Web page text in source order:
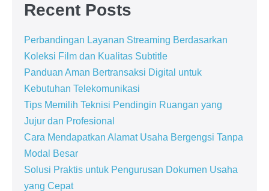
Recent Posts
Perbandingan Layanan Streaming Berdasarkan
Koleksi Film dan Kualitas Subtitle
Panduan Aman Bertransaksi Digital untuk
Kebutuhan Telekomunikasi
Tips Memilih Teknisi Pendingin Ruangan yang
Jujur dan Profesional
Cara Mendapatkan Alamat Usaha Bergengsi Tanpa
Modal Besar
Solusi Praktis untuk Pengurusan Dokumen Usaha
yang Cepat